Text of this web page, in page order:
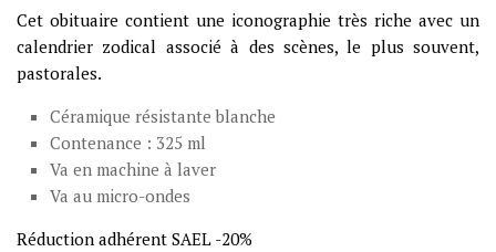
Cet obituaire contient une iconographie très riche avec un
calendrier zodical associé à des scènes, le plus souvent,
pastorales.
Céramique résistante blanche
Contenance : 325 ml
Va en machine à laver
Va au micro-ondes
Réduction adhérent SAEL -20%